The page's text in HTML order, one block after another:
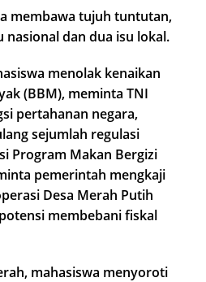
membawa tujuh tuntutan,
dan dua isu lokal.
menolak kenaikan
(BBM), meminta TNI
pertahanan negara,
sejumlah regulasi
Program Makan Bergizi
pemerintah mengkaji
Desa Merah Putih
membebani fiskal
mahasiswa menyoroti